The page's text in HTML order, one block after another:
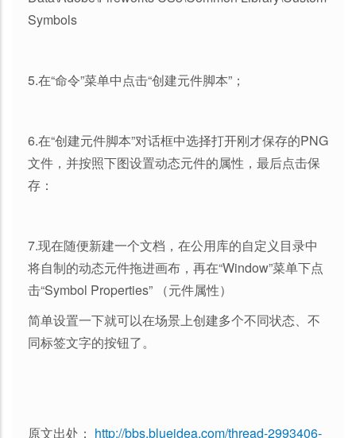
Symbols
5.在“命令”菜单中点击“创建元件脚本”；
6.在“创建元件脚本”对话框中选择打开刚才保存的PNG
文件，并按照下图设置动态元件的属性，最后点击保
存：
7.现在随便新建一个文档，在公用库的自定义目录中
将自制的动态元件拖进画布，再在“Window”菜单下点
击“Symbol Properties” （元件属性）
简单设置一下就可以在场景上创建多个不同状态、不
同标签文字的按钮了。
原文出处： http://bbs.blueidea.com/thread-2993406-